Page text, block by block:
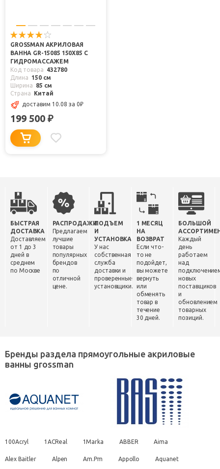
GROSSMAN АКРИЛОВАЯ
ВАННА GR-15085 150X85 С
ГИДРОМАССАЖЕМ
Код товара
432780
Длина
150 см
Ширина
85 см
Страна
Китай
доставим 10.08 за 0₽
199 500 ₽
БЫСТРАЯ
ДОСТАВКА
Доставляем
от 1 до 3
дней в
среднем
по Москве
РАСПРОДАЖИ
Предлагаем
лучшие
товары
популярных
брендов
по
отличной
цене.
ПОДЪЕМ
И
УСТАНОВКА
У нас
собственная
служба
доставки и
проверенные
установщики.
1 МЕСЯЦ
НА
ВОЗВРАТ
Если что-
то не
подойдет,
вы можете
вернуть
или
обменять
товар в
течение
30 дней.
БОЛЬШОЙ
Каждый
день
работаем
над
новых
поставщиков
и
обновлением
товарных
позиций.
Бренды раздела прямоугольные акриловые
ванны grossman
100Acryl 1ACReal 1Marka ABBER Aima
Alex Baitler Alpen Am.Pm Appollo Aquanet